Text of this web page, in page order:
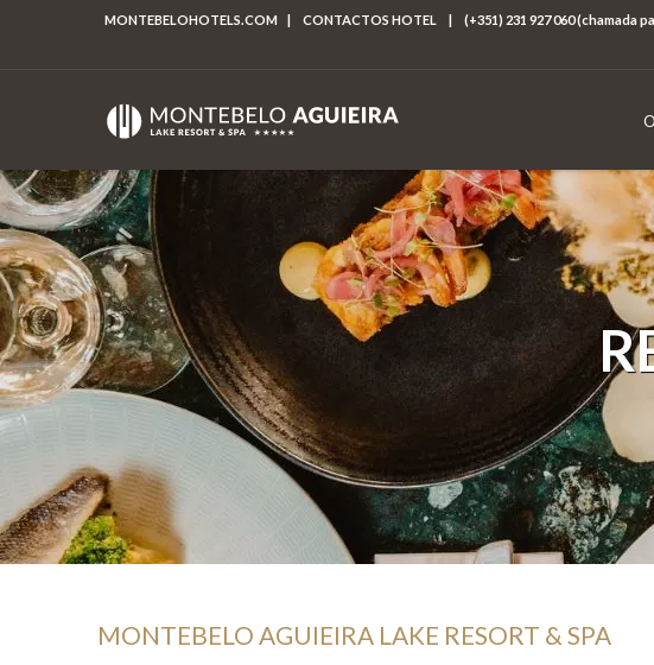
MONTEBELOHOTELS.COM | CONTACTOS HOTEL | (+351) 231 927 060 (chamada
MONTEBELO AGUIEIRA LAKE RESORT & SPA